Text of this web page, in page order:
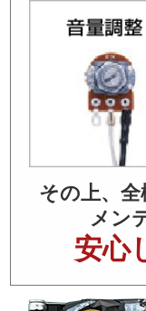
その上、
メン
安心